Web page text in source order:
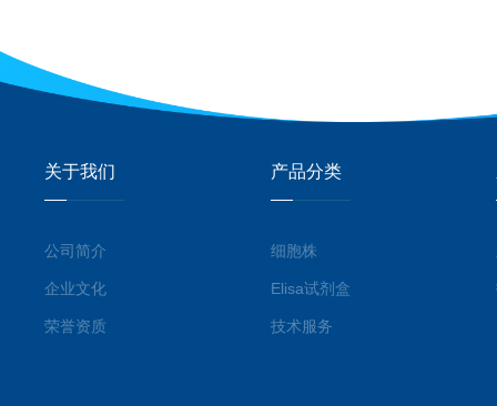
关于我们
公司简介
企业文化
荣誉资质
产品分类
细胞株
Elisa试剂盒
技术服务